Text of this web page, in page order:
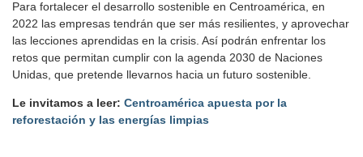
Para fortalecer el desarrollo sostenible en Centroamérica, en
2022 las empresas tendrán que ser más resilientes, y aprovechar
las lecciones aprendidas en la crisis. Así podrán enfrentar los
retos que permitan cumplir con la agenda 2030 de Naciones
Unidas, que pretende llevarnos hacia un futuro sostenible.
Le invitamos a leer: Centroamérica apuesta por la
reforestación y las energías limpias